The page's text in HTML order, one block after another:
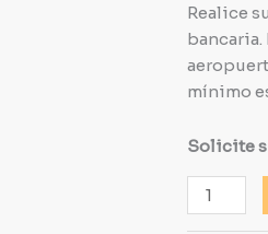
Realice
bancaria.
mínimo
Solicite
Mayoristas
cantidad